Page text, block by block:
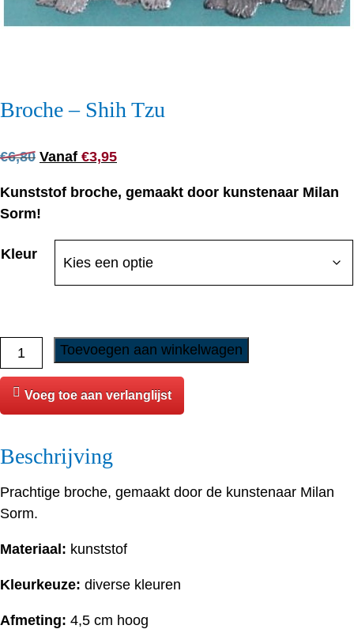
Broche – Shih Tzu
€6,80 Oorspronkelijke
was:
€
Vanaf €3,95Huidige
is:
Kunststof broche, gemaakt door kunstenaar Milan
Sorm!
Kleur
Broche
-
Shih
Tzu
Toevoegen aan winkelwagen
Voeg toe aan verlanglijst
Beschrijving
Prachtige broche, gemaakt door de kunstenaar Milan
Sorm.
Materiaal: kunststof
Kleurkeuze: diverse kleuren
Afmeting: 4,5 cm hoog